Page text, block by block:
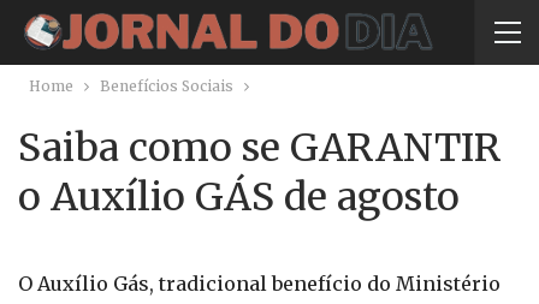
Home Benefícios Sociais
Saiba como se GARANTIR
o Auxílio GÁS de agosto
O Auxílio Gás, tradicional benefício do Ministério